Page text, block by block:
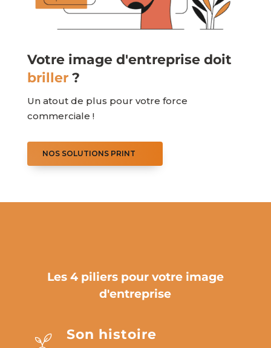
Votre image d'entreprise doit
briller?
Un atout de plus pour votre force
commerciale !
NOS SOLUTIONS PRINT
Les 4 piliers pour votre image
d'entreprise
Son histoire